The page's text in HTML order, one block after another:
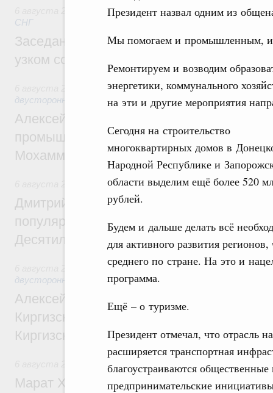
Президент назвал одним из
Мы помогаем и промышленным, и
Ремонтируем и возводим
энергетики, коммунального
на эти и другие мероприятия
Сегодня на строительство
многоквартирных домов в
Народной Республике и
области выделим ещё более 520
рублей.
Будем и дальше делать всё
для активного развития
среднего по стране. На это и
программа.
Ещё – о туризме.
Президент отмечал, что отрасль
расширяется транспортная
благоустраиваются
предпринимательские
Евразийский экономический союз.
СНГ
Заседание Евразийского
узком составе
Экономические отношения с
двусторонней основе
Алексей Оверчук провёл рабочую
промышленности, недропользования и
Мохаммадом Атабаком
Внутренний и въездной туризм
Дмитрий Чернышенко: Порядка 110
популярного туризма в 35 регионах
Десятилетия науки и технологий
Экономические и гуманитарные
двусторонней основе
Алексей Оверчук принял участие в
Киргизского экономического форума и
Киргизской межрегиональной
Дорожное хозяйство
Марат Хуснуллин: На двух скоростных